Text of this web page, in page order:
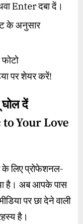
Enter दबा दें।
के अनुसार
पर शेयर करें!
घोल दें
Your Love
के लिए प्रोफेशनल-
है। अब आपके पास
पर छा देने वाली
है।